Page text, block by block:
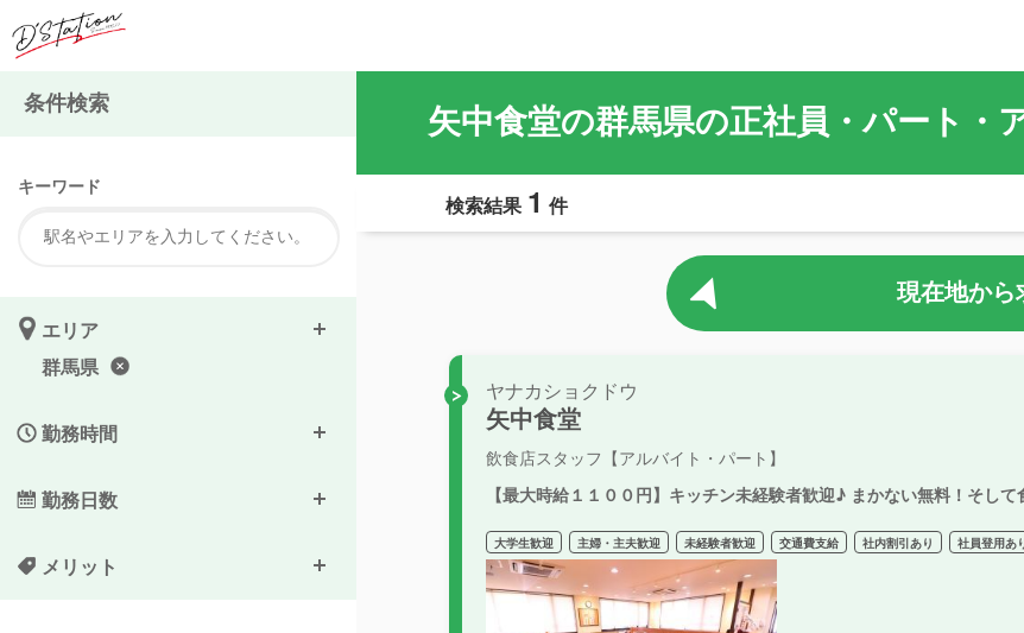
矢中食堂の群馬県の正社員・パート・
検索結果 1 件
現在地か
ヤナカショクドウ
矢中食堂
飲食店スタッフ【アルバイト・パート】
【最大時給１１００円】キッチン未経験者歓迎♪ まかない無料！そし
大学生歓迎 主婦・主夫歓迎 未経験者歓迎 交通費支給 社内割引あり 社員登用あ
条件検索
キーワード
エリア
群馬県
勤務時間
勤務日数
メリット